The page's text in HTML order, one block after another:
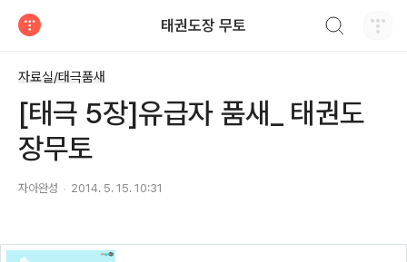
태권도장 무토
자료실/태극품새
[태극 5장]유급자 품새_ 태권도
장무토
자아완성 2014. 5. 15. 10:31